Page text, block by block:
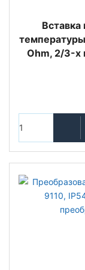
Вставка
Ohm, 2/3-х